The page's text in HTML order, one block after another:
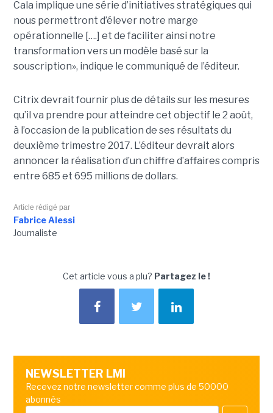
Cala implique une série d’initiatives stratégiques qui
nous permettront d’élever notre marge
opérationnelle [….] et de faciliter ainsi notre
transformation vers un modèle basé sur la
souscription», indique le communiqué de l’éditeur.
Citrix devrait fournir plus de détails sur les mesures
qu’il va prendre pour atteindre cet objectif le 2 août,
à l’occasion de la publication de ses résultats du
deuxième trimestre 2017. L’éditeur devrait alors
annoncer la réalisation d’un chiffre d’affaires compris
entre 685 et 695 millions de dollars.
Article rédigé par
Fabrice Alessi
Journaliste
Cet article vous a plu? Partagez le !
NEWSLETTER LMI
Recevez notre newsletter comme plus de 50000
abonnés